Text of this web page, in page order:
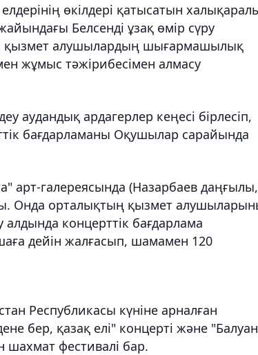
өкілдері қатысатын
Белсенді ұзақ өмір сүру
қызмет алушылардың шығармашылық
жұмыс тәжірибесімен алмасу
аудандық ардагерлер кеңесі бірлесіп,
бағдарламаны Оқушылар сарайында
арт-галереясында (Назарбаев даңғылы,
Онда орталықтың қызмет
концерттік бағдарлама
дейін жалғасып, шамамен 120
Республикасы күніне арналған
бер, қазақ елі" концерті және "Балуан
шахмат фестивалі бар.